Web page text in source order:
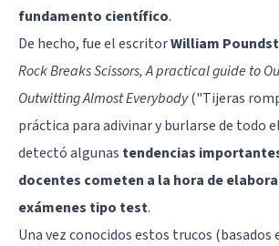
fundamento científico.
De hecho, fue el escritorWilliam
Rock Breaks Scissors, A practical guide to
Outwitting Almost Everybody("Tijeras
práctica para adivinar y burlarse de todo
detectó algunas tendencias
docentes cometen a la hora de
exámenes tipo test.
Una vez conocidos estos trucos (basados